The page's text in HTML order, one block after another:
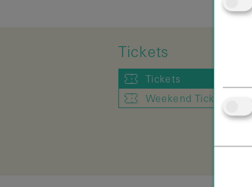
Tickets
Tickets
Weekend Ticket